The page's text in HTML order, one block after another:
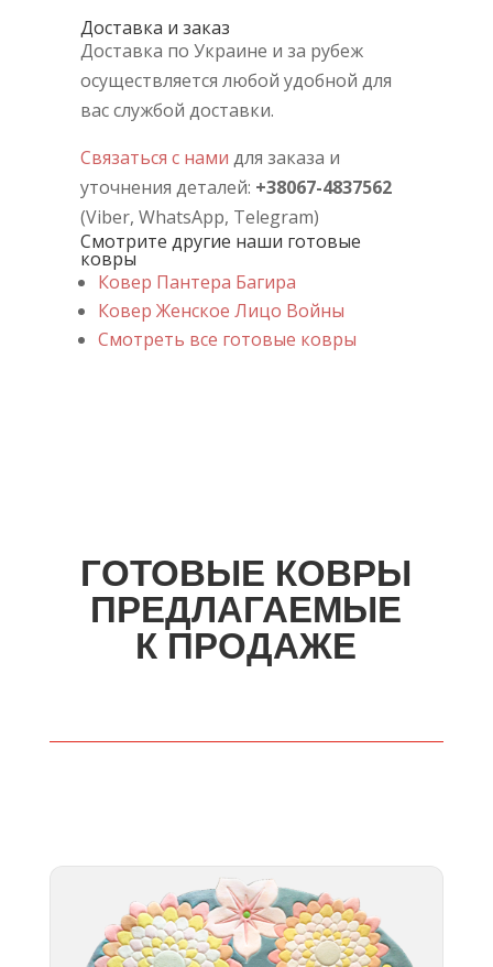
Доставка и заказ
Доставка по Украине и за рубеж
осуществляется любой удобной для
вас службой доставки.
Связаться с нами для заказа и
уточнения деталей: +38067-4837562
(Viber, WhatsApp, Telegram)
Смотрите другие наши готовые
ковры
Ковер Пантерa Багира
Ковер Женское Лицо Войны
Смотреть все готовые ковры
ГОТОВЫЕ КОВРЫ
ПРЕДЛАГАЕМЫЕ
К ПРОДАЖЕ